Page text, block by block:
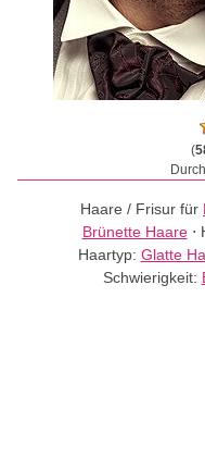
(
Haare / Frisur für
Brünette Haare⋅
Haartyp: Glatte
Schwierigkeit: